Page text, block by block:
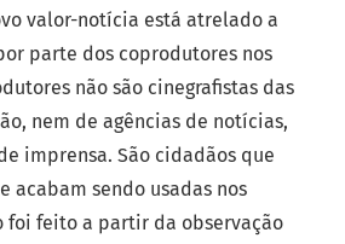
valor-notícia está atrelado a
parte dos coprodutores nos
não são cinegrafistas das
nem de agências de notícias,
imprensa. São cidadãos que
acabam sendo usadas nos
foi feito a partir da observação